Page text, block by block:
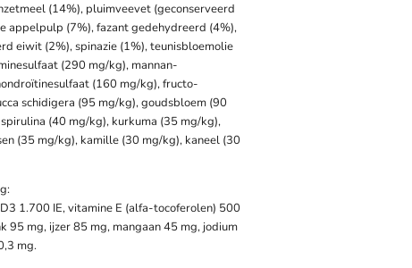
(14%), pluimveevet (geconserveerd
appelpulp (7%), fazant gedehydreerd (4%),
eiwit (2%), spinazie (1%), teunisbloemolie
(290 mg/kg), mannan-
(160 mg/kg), fructo-
schidigera (95 mg/kg), goudsbloem (90
(40 mg/kg), kurkuma (35 mg/kg),
(35 mg/kg), kamille (30 mg/kg), kaneel (30
1.700 IE, vitamine E (alfa-tocoferolen) 500
95 mg, ijzer 85 mg, mangaan 45 mg, jodium
mg.